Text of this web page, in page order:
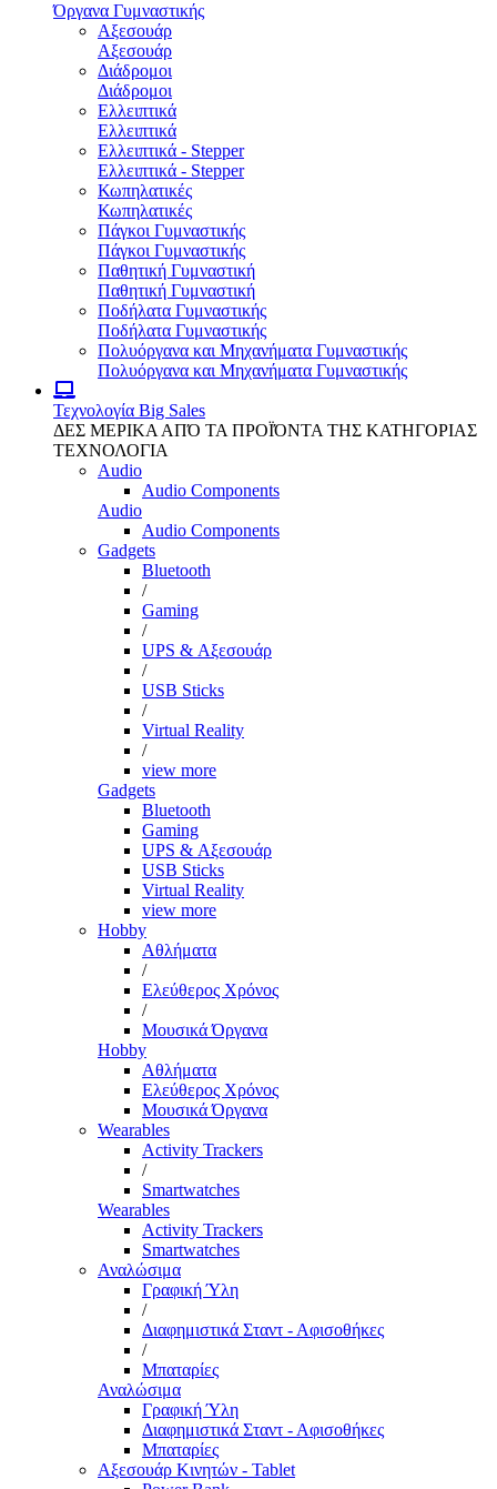
Όργανα Γυμναστικής
Αξεσουάρ
Αξεσουάρ
Διάδρομοι
Διάδρομοι
Ελλειπτικά
Ελλειπτικά
Ελλειπτικά - Stepper
Ελλειπτικά - Stepper
Κωπηλατικές
Κωπηλατικές
Πάγκοι Γυμναστικής
Πάγκοι Γυμναστικής
Παθητική Γυμναστική
Παθητική Γυμναστική
Ποδήλατα Γυμναστικής
Ποδήλατα Γυμναστικής
Πολυόργανα και Μηχανήματα Γυμναστικής
Πολυόργανα και Μηχανήματα Γυμναστικής
Τεχνολογία Big Sales
ΔΕΣ ΜΕΡΙΚΑ ΑΠΌ ΤΑ ΠΡΟΪΌΝΤΑ ΤΗΣ ΚΑΤΗΓΟΡΙΑΣ
ΤΕΧΝΟΛΟΓΙΑ
Audio
Audio Components
Audio
Audio Components
Gadgets
Bluetooth
/
Gaming
/
UPS & Αξεσουάρ
/
USB Sticks
/
Virtual Reality
/
view more
Gadgets
Bluetooth
Gaming
UPS & Αξεσουάρ
USB Sticks
Virtual Reality
view more
Hobby
Αθλήματα
/
Ελεύθερος Χρόνος
/
Μουσικά Όργανα
Hobby
Αθλήματα
Ελεύθερος Χρόνος
Μουσικά Όργανα
Wearables
Activity Trackers
/
Smartwatches
Wearables
Activity Trackers
Smartwatches
Αναλώσιμα
Γραφική Ύλη
/
Διαφημιστικά Σταντ - Αφισοθήκες
/
Μπαταρίες
Αναλώσιμα
Γραφική Ύλη
Διαφημιστικά Σταντ - Αφισοθήκες
Μπαταρίες
Αξεσουάρ Κινητών - Tablet